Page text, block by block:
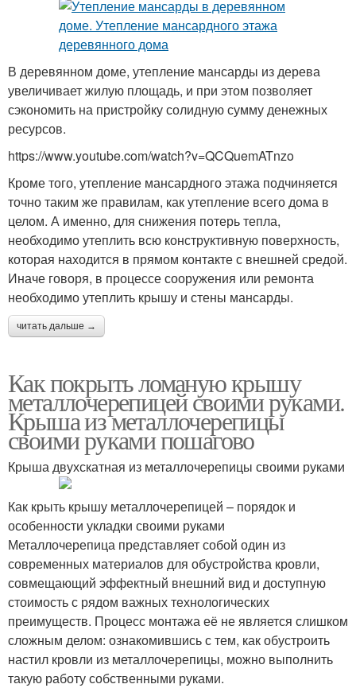
В деревянном доме, утепление мансарды из дерева
увеличивает жилую площадь, и при этом позволяет
сэкономить на пристройку солидную сумму денежных
ресурсов.
https://www.youtube.com/watch?v=QCQuemATnzo
Кроме того, утепление мансардного этажа подчиняется
точно таким же правилам, как утепление всего дома в
целом. А именно, для снижения потерь тепла,
необходимо утеплить всю конструктивную поверхность,
которая находится в прямом контакте с внешней средой.
Иначе говоря, в процессе сооружения или ремонта
необходимо утеплить крышу и стены мансарды.
читать дальше →
Как покрыть ломаную крышу
металлочерепицей своими руками.
Крыша из металлочерепицы
своими руками пошагово
Крыша двухскатная из металлочерепицы своими руками
Как крыть крышу металлочерепицей – порядок и
особенности укладки своими руками
Металлочерепица представляет собой один из
современных материалов для обустройства кровли,
совмещающий эффектный внешний вид и доступную
стоимость с рядом важных технологических
преимуществ. Процесс монтажа её не является слишком
сложным делом: ознакомившись с тем, как обустроить
настил кровли из металлочерепицы, можно выполнить
такую работу собственными руками.